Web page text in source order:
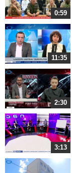
0:59
11:35
2:30
3:13